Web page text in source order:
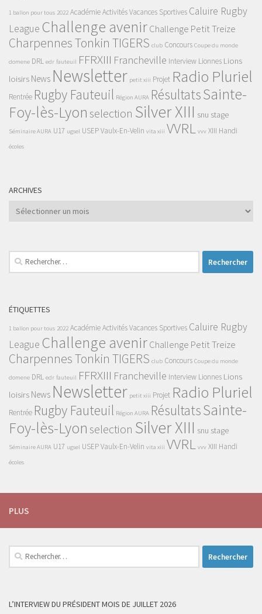
1 ballon pour tous 2022 AcadémieActivités Vacances Sportives Caluire Rugby
League Challenge avenirChallenge Petit Treize
Charpennes Tonkin TIGERS club Concours Coupe du monde
domene DRL edr fauteuil FFRXIII Francheville Interview Lionnes Lions
loisirs News Newsletter petit xiii Projet Radio Pluriel
Rentrée Rugby Fauteuil Région AURA RésultatsSainte-
Foy-lès-Lyon selection Silver XIII snu stage
Séminaire AURA U17 ugsel USEPVaulx-En-Velin vita xiii VVRL vvv XIII Handi
écoles
ARCHIVES
Archives
Rechercher :
ÉTIQUETTES
1 ballon pour tous 2022 AcadémieActivités Vacances Sportives Caluire Rugby
League Challenge avenirChallenge Petit Treize
Charpennes Tonkin TIGERS club Concours Coupe du monde
domene DRL edr fauteuil FFRXIII Francheville Interview Lionnes Lions
loisirs News Newsletter petit xiii Projet Radio Pluriel
Rentrée Rugby Fauteuil Région AURA RésultatsSainte-
Foy-lès-Lyon selection Silver XIII snu stage
Séminaire AURA U17 ugsel USEPVaulx-En-Velin vita xiii VVRL vvv XIII Handi
écoles
PLUS
Rechercher :
L’INTERVIEW DU PRÉSIDENT MOIS DE JUILLET 2026